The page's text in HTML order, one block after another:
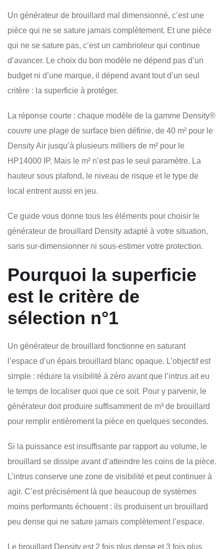
Un générateur de brouillard mal dimensionné, c’est une
pièce qui ne se sature jamais complètement. Et une pièce
qui ne se sature pas, c’est un cambrioleur qui continue
d’avancer. Le choix du bon modèle ne dépend pas d’un
budget ni d’une marque, il dépend avant tout d’un seul
critère : la superficie à protéger.
La réponse courte : chaque modèle de la gamme Density®
couvre une plage de surface bien définie, de 40 m² pour le
Density Air jusqu’à plusieurs milliers de m² pour le
HP14000 IP. Mais le m² n’est pas le seul paramètre. La
hauteur sous plafond, le niveau de risque et le type de
local entrent aussi en jeu.
Ce guide vous donne tous les éléments pour choisir le
générateur de brouillard Density adapté à votre situation,
sans sur-dimensionner ni sous-estimer votre protection.
Pourquoi la superficie
est le critère de
sélection n°1
Un générateur de brouillard fonctionne en saturant
l’espace d’un épais brouillard blanc opaque. L’objectif est
simple : réduire la visibilité à zéro avant que l’intrus ait eu
le temps de localiser quoi que ce soit. Pour y parvenir, le
générateur doit produire suffisamment de m³ de brouillard
pour remplir entièrement la pièce en quelques secondes.
Si la puissance est insuffisante par rapport au volume, le
brouillard se dissipe avant d’atteindre les coins de la pièce.
L’intrus conserve une zone de visibilité et peut continuer à
agir. C’est précisément là que beaucoup de systèmes
moins performants échouent : ils produisent un brouillard
peu dense qui ne sature jamais complètement l’espace.
Le brouillard Density est 2 fois plus dense et 3 fois plus